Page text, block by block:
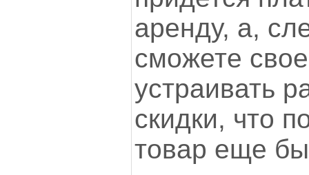
аренду, а,
сможете
устраивать
скидки, что
товар еще